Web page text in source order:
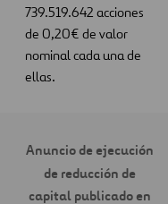
739.519.642 acciones
de 0,20€ de valor
nominal cada una de
ellas.
Anuncio de ejecución
de reducción de
capital publicado en